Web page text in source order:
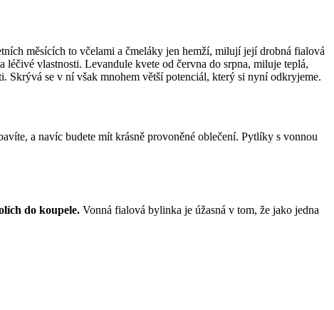
měsících to včelami a čmeláky jen hemží, milují její drobná fialová
vlastnosti. Levandule kvete od června do srpna, miluje teplá,
Skrývá se v ní však mnohem větší potenciál, který si nyní odkryjeme.
a navíc budete mít krásně provoněné oblečení. Pytlíky s vonnou
do koupele. Vonná fialová bylinka je úžasná v tom, že jako jedna